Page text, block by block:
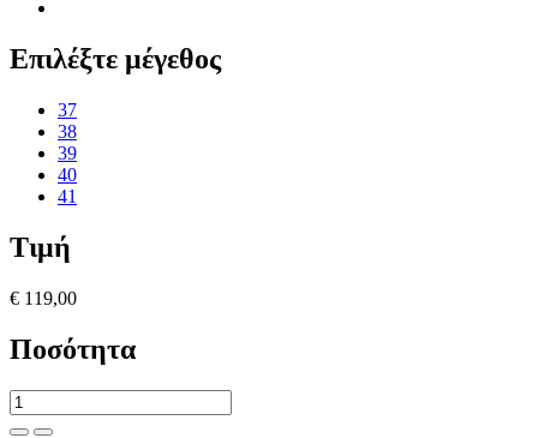
Επιλέξτε μέγεθος
37
38
39
40
41
Τιμή
€ 119,00
Ποσότητα